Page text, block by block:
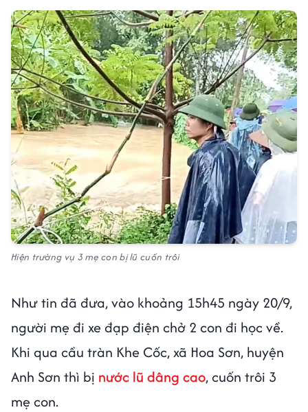
Hiện trường vụ 3 mẹ con bị lũ cuốn trôi
Như tin đã đưa, vào khoảng 15h45 ngày 20/9,
người mẹ đi xe đạp điện chở 2 con đi học về.
Khi qua cầu tràn Khe Cốc, xã Hoa Sơn, huyện
Anh Sơn thì bị nước lũ dâng cao, cuốn trôi 3
mẹ con.